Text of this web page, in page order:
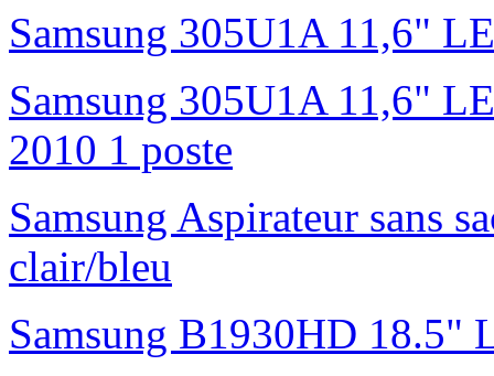
Samsung 305U1A 11,6"
Samsung 305U1A 11,6"
2010 1 poste
Samsung Aspirateur sans
clair/bleu
Samsung B1930HD 18.5"